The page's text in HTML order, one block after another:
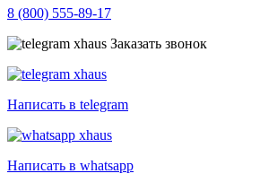
8 (800) 555-89-17
Заказать звонок
Написать в telegram
Написать в whatsapp